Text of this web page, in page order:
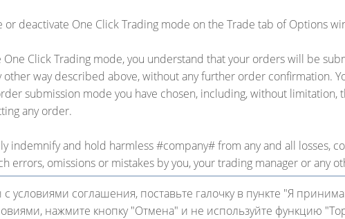
or deactivate One Click Trading mode on the Trade tab of Options
One Click Trading mode, you understand that your orders will be
other way described above, without any further order confirmation.
submission mode you have chosen, including, without limitation,
any order.
indemnify and hold harmless #company# from any and all losses,
errors, omissions or mistakes by you, your trading manager or any
условиями соглашения, поставьте галочку в пункте "Я
нажмите кнопку "Отмена" и не используйте функцию